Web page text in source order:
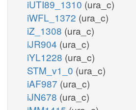
iUTI89_1310 (ura_c)
iWFL_1372 (ura_c)
iZ_1308 (ura_c)
iJR904 (ura_c)
iYL1228 (ura_c)
STM_v1_0 (ura_c)
iAF987 (ura_c)
iJN678 (ura_c)